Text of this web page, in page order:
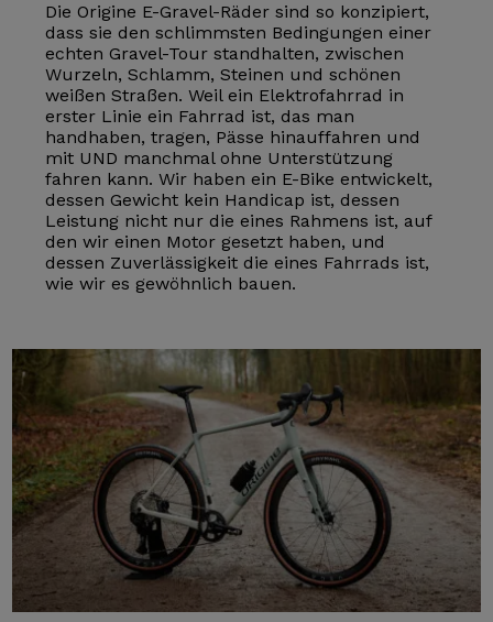
Die Origine E-Gravel-Räder sind so konzipiert,
dass sie den schlimmsten Bedingungen einer
echten Gravel-Tour standhalten, zwischen
Wurzeln, Schlamm, Steinen und schönen
weißen Straßen. Weil ein Elektrofahrrad in
erster Linie ein Fahrrad ist, das man
handhaben, tragen, Pässe hinauffahren und
mit UND manchmal ohne Unterstützung
fahren kann. Wir haben ein E-Bike entwickelt,
dessen Gewicht kein Handicap ist, dessen
Leistung nicht nur die eines Rahmens ist, auf
den wir einen Motor gesetzt haben, und
dessen Zuverlässigkeit die eines Fahrrads ist,
wie wir es gewöhnlich bauen.